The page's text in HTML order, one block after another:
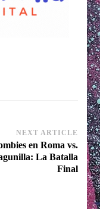
NEXT ARTICLE
en Roma vs.
La Batalla
Final